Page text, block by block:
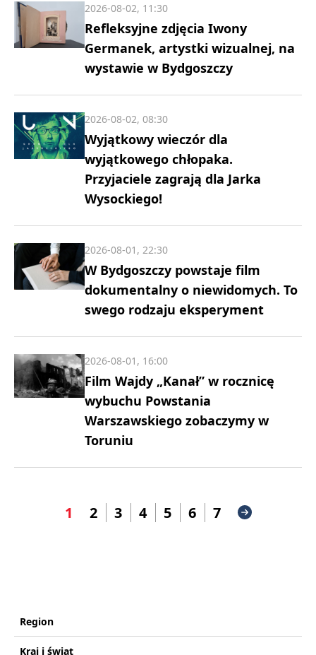
Refleksyjne zdjęcia Iwony
Germanek, artystki wizualnej, na
wystawie w Bydgoszczy
2026-08-02, 11:30
Wyjątkowy wieczór dla
wyjątkowego chłopaka.
Przyjaciele zagrają dla Jarka
Wysockiego!
2026-08-02, 08:30
W Bydgoszczy powstaje film
dokumentalny o niewidomych. To
swego rodzaju eksperyment
2026-08-01, 22:30
Film Wajdy „Kanał” w rocznicę
wybuchu Powstania
Warszawskiego zobaczymy w
Toruniu
2026-08-01, 16:00
1 2 3 4 5 6 7
Region
Kraj i świat